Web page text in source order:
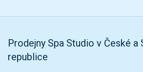
Prodejny Spa Studio v České a
republice